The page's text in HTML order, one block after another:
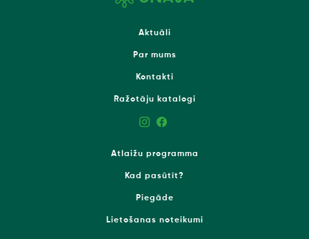
Aktuāli
Par mums
Kontakti
Ražotāju katalogi
Atlaižu programma
Kad pasūtīt?
Piegāde
Lietošanas noteikumi